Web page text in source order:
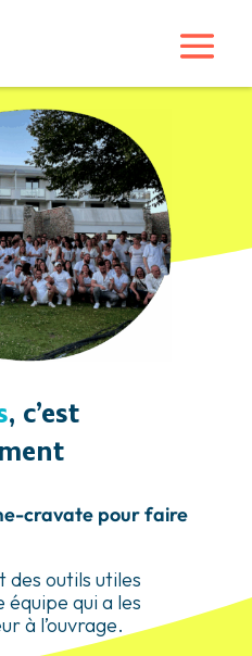
, c’est
cravate pour faire
des outils utiles
qui a les
à l’ouvrage.